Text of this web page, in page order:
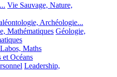
Vie Sauvage, Nature,
Archéologie...
Mathématiques Géologie,
Maths
et Océans
Leadership,